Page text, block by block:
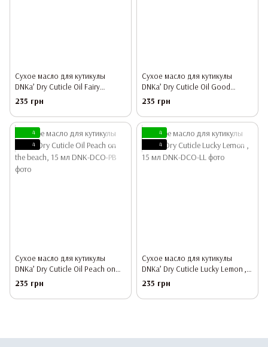
Сухое масло для кутикулы
DNKa’ Dry Cuticle Oil Fairy
Strawberry, 15 мл
235 грн
Сухое масло для кутикулы
DNKa’ Dry Cuticle Oil Good
Grapes, 15 мл
235 грн
4
4
Сухое масло для кутикулы
DNKa’ Dry Cuticle Oil Peach on
the beach, 15 мл
235 грн
4
4
Сухое масло для кутикулы
DNKa’ Dry Cuticle Lucky Lemon ,
15 мл
235 грн